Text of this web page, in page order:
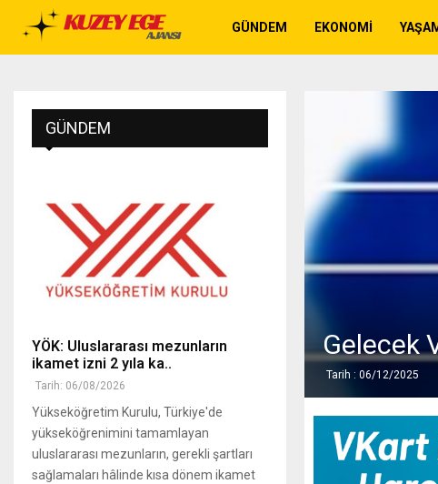
GÜNDEM EKONOMI
Gelecek
Tarih : 06/12/2025
GÜNDEM
YÖK: Uluslararası mezunların
ikamet izni 2 yıla ka..
Tarih: 06/08/2026
Yükseköğretim Kurulu, Türkiye'de
yükseköğrenimini tamamlayan
uluslararası mezunların, gerekli şartları
sağlamaları hâlinde kısa dönem ikamet